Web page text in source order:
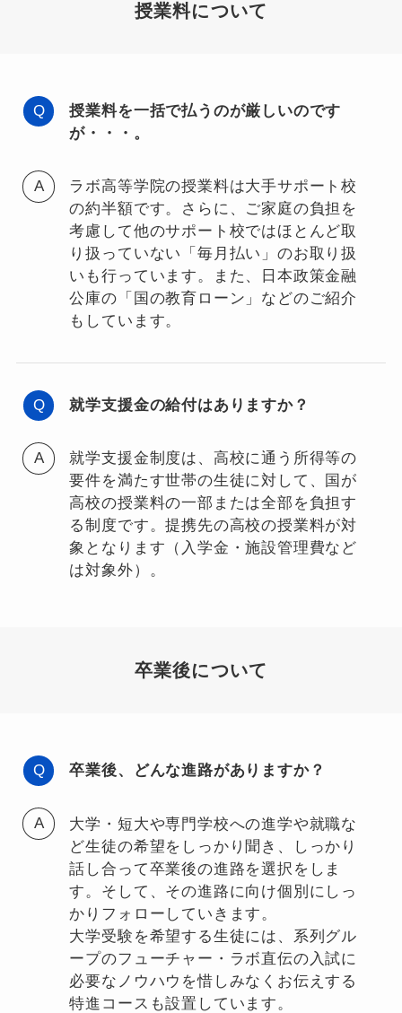
授業料について
授業料を一括で払うのが厳しいのです
が・・・。
ラボ高等学院の授業料は大手サポート校
の約半額です。さらに、ご家庭の負担を
考慮して他のサポート校ではほとんど取
り扱っていない「毎月払い」のお取り扱
いも行っています。また、日本政策金融
公庫の「国の教育ローン」などのご紹介
もしています。
就学支援金の給付はありますか？
就学支援金制度は、高校に通う所得等の
要件を満たす世帯の生徒に対して、国が
高校の授業料の一部または全部を負担す
る制度です。提携先の高校の授業料が対
象となります（入学金・施設管理費など
は対象外）。
卒業後について
卒業後、どんな進路がありますか？
大学・短大や専門学校への進学や就職な
ど生徒の希望をしっかり聞き、しっかり
話し合って卒業後の進路を選択をしま
す。そして、その進路に向け個別にしっ
かりフォローしていきます。
大学受験を希望する生徒には、系列グル
ープのフューチャー・ラボ直伝の入試に
必要なノウハウを惜しみなくお伝えする
特進コースも設置しています。